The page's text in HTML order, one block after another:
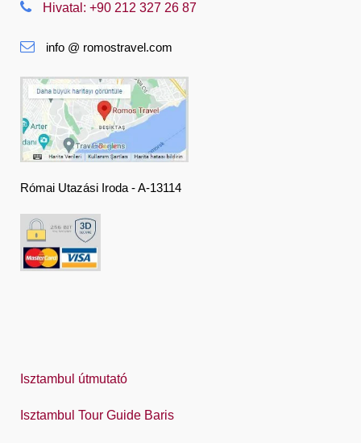
Suomi
Français
Deutsch
Ελληνική
Indonesia
Italiano
Русский
Hivatal: +90 212 327 26 87
info @ romostravel.com
Római Utazási Iroda - A-13114
Isztambul útmutató
Isztambul Tour Guide Baris